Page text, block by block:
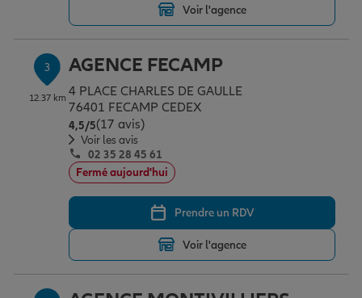
Garantie des accidents de la vie
Assurance scolaire
Protection juridique
Retraite
Tous nos devis d'assurance
Voir l'agence
3
12.37 km
AGENCE FECAMP
4 PLACE CHARLES DE GAULLE
76401 FECAMP CEDEX
4,5/5Note de 4.5 sur 5
(17 avis)
Voir les avis
02 35 28 45 61
Fermé aujourd'hui
Prendre un RDV
Voir l'agence